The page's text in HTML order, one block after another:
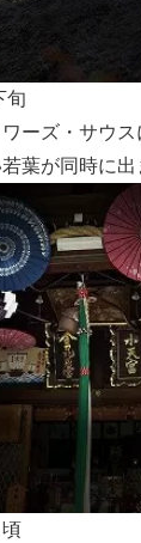
旬
ーズ・サウ
葉が同時に出